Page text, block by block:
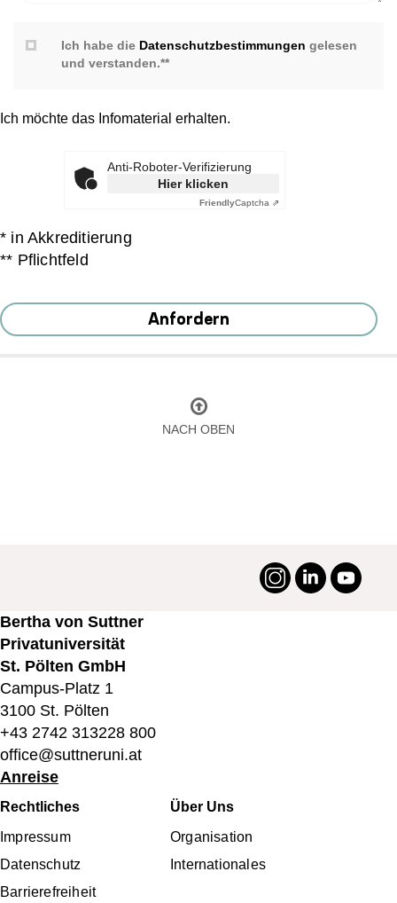
Ich habe die Datenschutzbestimmungen gelesen
und verstanden.**
Ich möchte das Infomaterial erhalten.
Anti-Roboter-Verifizierung
Hier klicken
FriendlyCaptcha ⇗
* in Akkreditierung
** Pflichtfeld
Anfordern
NACH OBEN
#suttneruni
Instagram
LinkedIn
Bertha von Suttner
Privatuniversität
St. Pölten GmbH
Campus-Platz 1
3100 St. Pölten
+43 2742 313228 800
office@suttneruni.at
Anreise
Fußbereichsmenü
Rechtliches
Impressum
Datenschutz
Barrierefreiheit
Über Uns
Organisation
Internationales